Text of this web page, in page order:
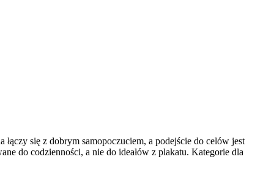
się z dobrym samopoczuciem, a podejście do celów jest
do codzienności, a nie do ideałów z plakatu. Kategorie dla